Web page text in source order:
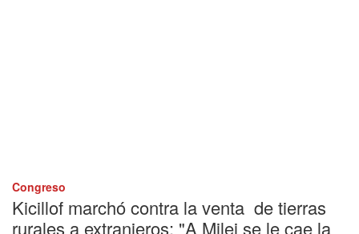
Congreso
Kicillof marchó contra la venta de tierras
rurales a extranjeros: "A Milei se le cae la